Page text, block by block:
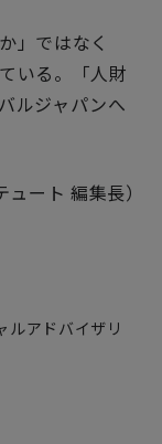
」ではなく
いる。「人財
ルジャパンへ
ート 編集長）
ルアドバイザリ